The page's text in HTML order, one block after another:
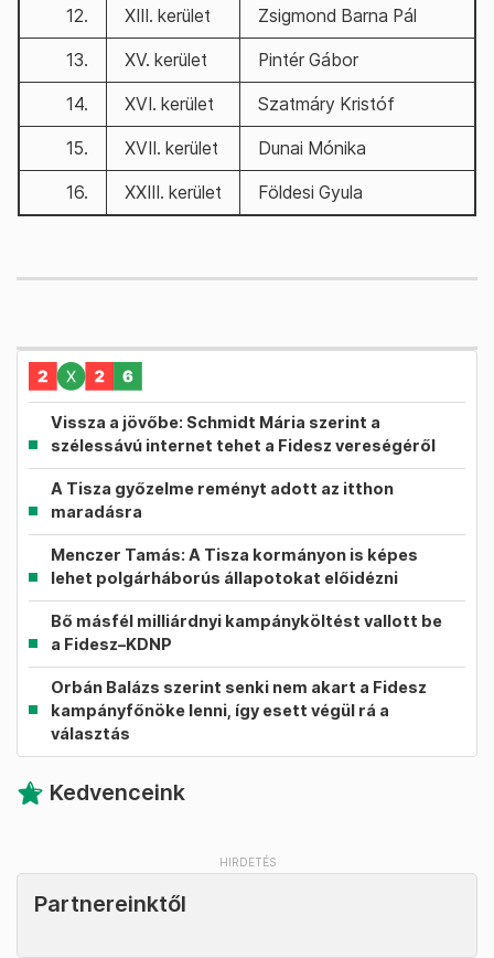
12. XIII. kerület Zsigmond Barna Pál
13. XV. kerület Pintér Gábor
14. XVI. kerület Szatmáry Kristóf
15. XVII. kerület Dunai Mónika
16. XXIII. kerület Földesi Gyula
Vissza a jövőbe: Schmidt Mária szerint a
szélessávú internet tehet a Fidesz vereségéről
A Tisza győzelme reményt adott az itthon
maradásra
Menczer Tamás: A Tisza kormányon is képes
lehet polgárháborús állapotokat előidézni
Bő másfél milliárdnyi kampányköltést vallott be
a Fidesz–KDNP
Orbán Balázs szerint senki nem akart a Fidesz
kampányfőnöke lenni, így esett végül rá a
választás
Kedvenceink
Partnereinktől